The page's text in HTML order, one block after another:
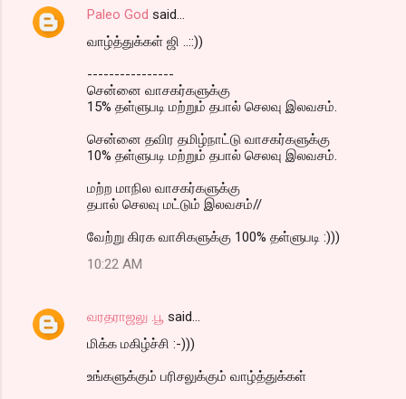
Paleo God said…
வாழ்த்துக்கள் ஜி ..::))
----------------
சென்னை வாசகர்களுக்கு
15% தள்ளுபடி மற்றும் தபால் செலவு இலவசம்.
சென்னை தவிர தமிழ்நாட்டு வாசகர்களுக்கு
10% தள்ளுபடி மற்றும் தபால் செலவு இலவசம்.
மற்ற மாநில வாசகர்களுக்கு
தபால் செலவு மட்டும் இலவசம்//
வேற்று கிரக வாசிகளுக்கு 100% தள்ளுபடி :)))
10:22 AM
வரதராஜலு .பூ said…
மிக்க மகிழ்ச்சி :-)))
உங்களுக்கும் பரிசலுக்கும் வாழ்த்துக்கள்